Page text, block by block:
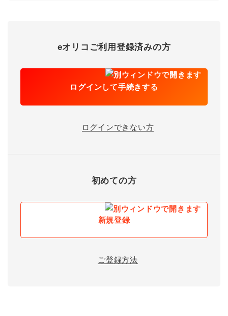
eオリコご利用登録済みの方
ログインして手続きする
ログインできない方
初めての方
新規登録
ご登録方法